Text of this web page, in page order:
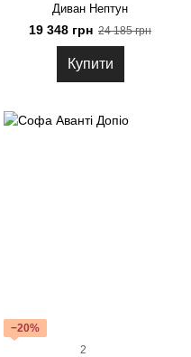
Диван Нептун
19 348 грн 24 185 грн
Купити
−20%
2